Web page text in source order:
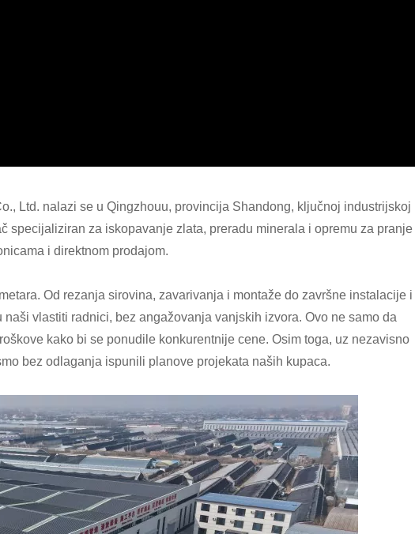
Ltd. nalazi se u Qingzhouu, provincija Shandong, ključnoj industrijskoj
specijaliziran za iskopavanje zlata, preradu minerala i opremu za pranje
i direktnom prodajom.
Od rezanja sirovina, zavarivanja i montaže do završne instalacije i
vlastiti radnici, bez angažovanja vanjskih izvora. Ovo ne samo da
kako bi se ponudile konkurentnije cene. Osim toga, uz nezavisno
bez odlaganja ispunili planove projekata naših kupaca.